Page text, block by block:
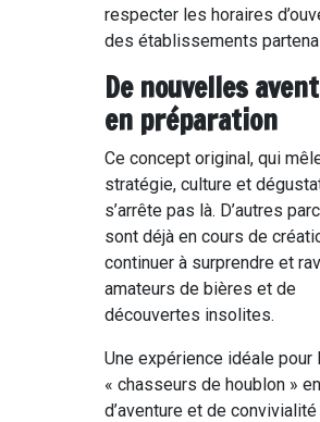
respecter les horaires
des établissements
De nouvelles
en préparation
Ce concept original, qui
stratégie, culture et
s’arrête pas là. D’autres
sont déjà en cours de
continuer à surprendre et
amateurs de bières et de
découvertes insolites.
Une expérience idéale pour
« chasseurs de houblon »
d’aventure et de convivialité